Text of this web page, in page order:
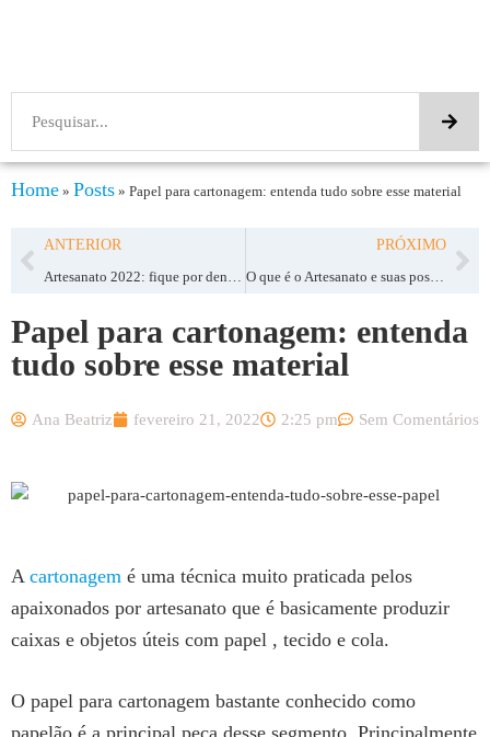
Home » Posts » Papel para cartonagem: entenda tudo sobre esse material
ANTERIOR
Artesanato 2022: fique por dentro das principais tendências
PRÓXIMO
O que é o Artesanato e suas possibilidades de ganhar dinheiro
Papel para cartonagem: entenda
tudo sobre esse material
Ana Beatriz fevereiro 21, 2022 2:25 pm Sem Comentários
A cartonagem é uma técnica muito praticada pelos
apaixonados por artesanato que é basicamente produzir
caixas e objetos úteis com papel , tecido e cola.
O papel para cartonagem bastante conhecido como
papelão é a principal peça desse segmento. Principalmente